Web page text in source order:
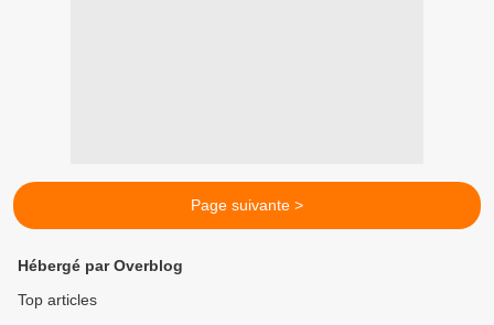
Page suivante >
Hébergé par Overblog
Top articles